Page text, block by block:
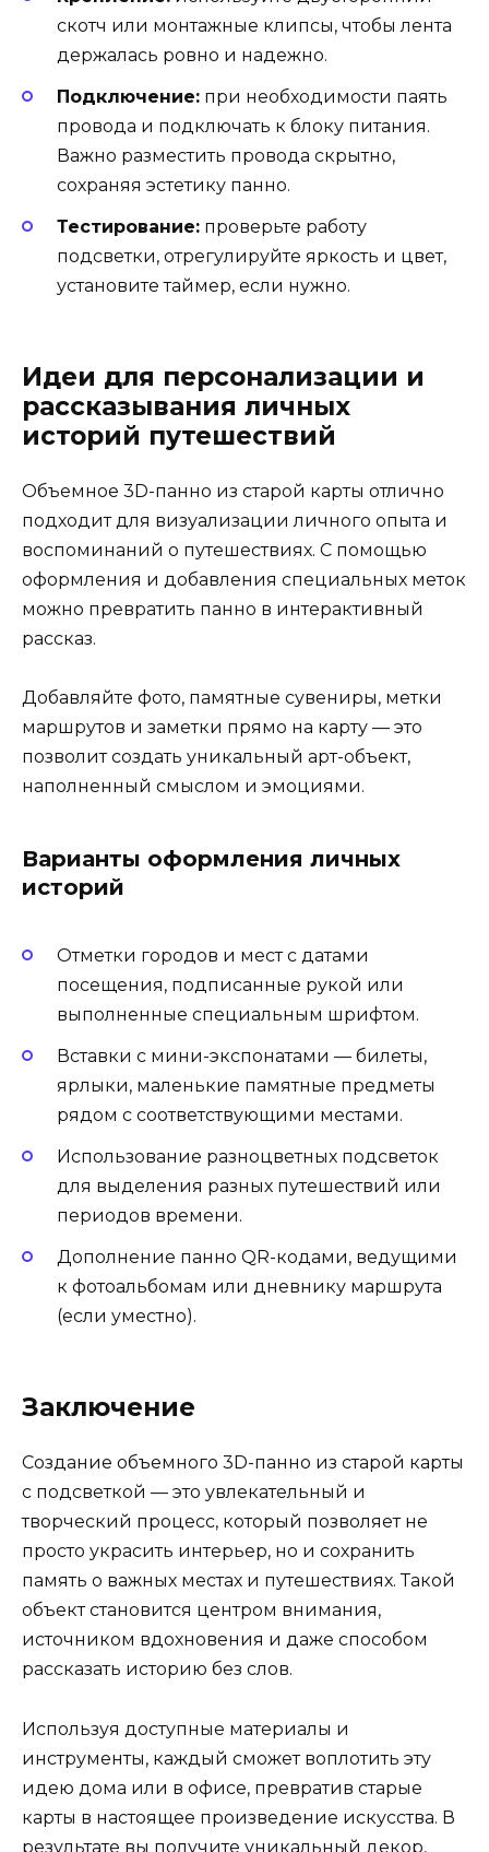
скотч или монтажные клипсы, чтобы лента
держалась ровно и надежно.
Подключение: при необходимости паять
провода и подключать к блоку питания.
Важно разместить провода скрытно,
сохраняя эстетику панно.
Тестирование: проверьте работу
подсветки, отрегулируйте яркость и цвет,
установите таймер, если нужно.
Идеи для персонализации и
рассказывания личных
историй путешествий
Объемное 3D-панно из старой карты отлично
подходит для визуализации личного опыта и
воспоминаний о путешествиях. С помощью
оформления и добавления специальных меток
можно превратить панно в интерактивный
рассказ.
Добавляйте фото, памятные сувениры, метки
маршрутов и заметки прямо на карту — это
позволит создать уникальный арт-объект,
наполненный смыслом и эмоциями.
Варианты оформления личных
историй
Отметки городов и мест с датами
посещения, подписанные рукой или
выполненные специальным шрифтом.
Вставки с мини-экспонатами — билеты,
ярлыки, маленькие памятные предметы
рядом с соответствующими местами.
Использование разноцветных подсветок
для выделения разных путешествий или
периодов времени.
Дополнение панно QR-кодами, ведущими
к фотоальбомам или дневнику маршрута
(если уместно).
Заключение
Создание объемного 3D-панно из старой карты
с подсветкой — это увлекательный и
творческий процесс, который позволяет не
просто украсить интерьер, но и сохранить
память о важных местах и путешествиях. Такой
объект становится центром внимания,
источником вдохновения и даже способом
рассказать историю без слов.
Используя доступные материалы и
инструменты, каждый сможет воплотить эту
идею дома или в офисе, превратив старые
карты в настоящее произведение искусства. В
результате вы получите уникальный декор,